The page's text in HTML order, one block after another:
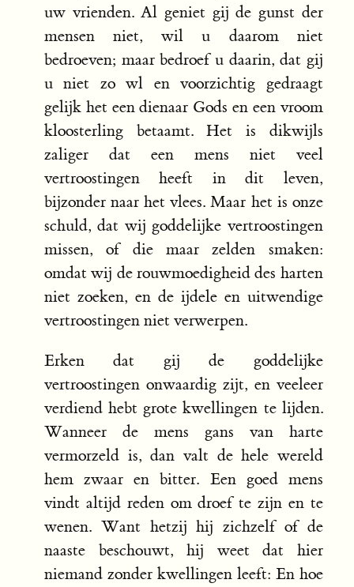
uw vrienden. Al geniet gij de gunst der
mensen niet, wil u daarom niet
bedroeven; maar bedroef u daarin, dat gij
u niet zo wl en voorzichtig gedraagt
gelijk het een dienaar Gods en een vroom
kloosterling betaamt. Het is dikwijls
zaliger dat een mens niet veel
vertroostingen heeft in dit leven,
bijzonder naar het vlees. Maar het is onze
schuld, dat wij goddelijke vertroostingen
missen, of die maar zelden smaken:
omdat wij de rouwmoedigheid des harten
niet zoeken, en de ijdele en uitwendige
vertroostingen niet verwerpen.
Erken dat gij de goddelijke
vertroostingen onwaardig zijt, en veeleer
verdiend hebt grote kwellingen te lijden.
Wanneer de mens gans van harte
vermorzeld is, dan valt de hele wereld
hem zwaar en bitter. Een goed mens
vindt altijd reden om droef te zijn en te
wenen. Want hetzij hij zichzelf of de
naaste beschouwt, hij weet dat hier
niemand zonder kwellingen leeft: En hoe